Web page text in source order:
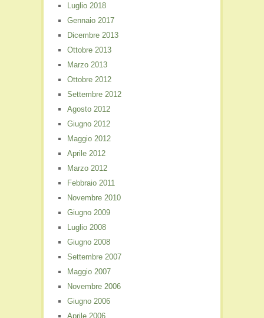
Luglio 2018
Gennaio 2017
Dicembre 2013
Ottobre 2013
Marzo 2013
Ottobre 2012
Settembre 2012
Agosto 2012
Giugno 2012
Maggio 2012
Aprile 2012
Marzo 2012
Febbraio 2011
Novembre 2010
Giugno 2009
Luglio 2008
Giugno 2008
Settembre 2007
Maggio 2007
Novembre 2006
Giugno 2006
Aprile 2006